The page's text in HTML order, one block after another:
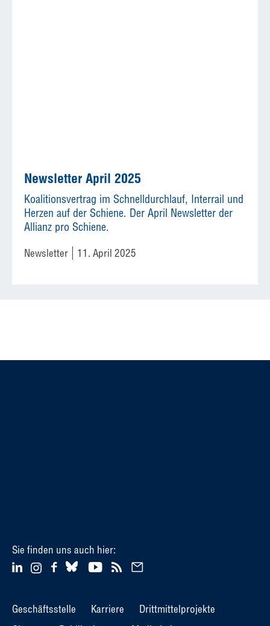
Newsletter April 2025
Koalitionsvertrag im Schnelldurchlauf, Interrail und
Herzen auf der Schiene. Der April Newsletter der
Allianz pro Schiene.
Newsletter 11. April 2025
Sie finden uns auch hier:
Geschäftsstelle Karriere
Drittmittelprojekte